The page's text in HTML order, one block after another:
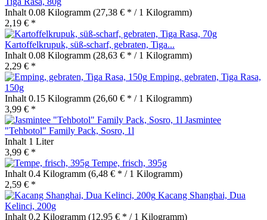
Inhalt 0.08 Kilogramm (27,38 € * / 1 Kilogramm)
2,19 € *
Kartoffelkrupuk, süß-scharf, gebraten, Tiga...
Inhalt 0.08 Kilogramm (28,63 € * / 1 Kilogramm)
2,29 € *
Emping, gebraten, Tiga Rasa,
150g
Inhalt 0.15 Kilogramm (26,60 € * / 1 Kilogramm)
3,99 € *
Jasmintee
"Tehbotol" Family Pack, Sosro, 1l
Inhalt 1 Liter
3,99 € *
Tempe, frisch, 395g
Inhalt 0.4 Kilogramm (6,48 € * / 1 Kilogramm)
2,59 € *
Kacang Shanghai, Dua
Kelinci, 200g
Inhalt 0.2 Kilogramm (12,95 € * / 1 Kilogramm)